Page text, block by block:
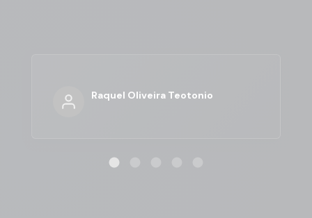
Raquel Oliveira Teotonio